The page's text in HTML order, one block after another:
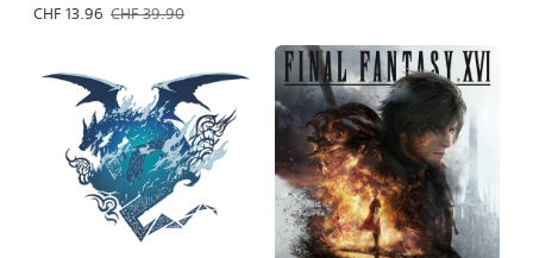
CHF 13.96
Prezzo in offerta CHF 13.96. Prezzo originale CHF 39.90.
CHF 39.90